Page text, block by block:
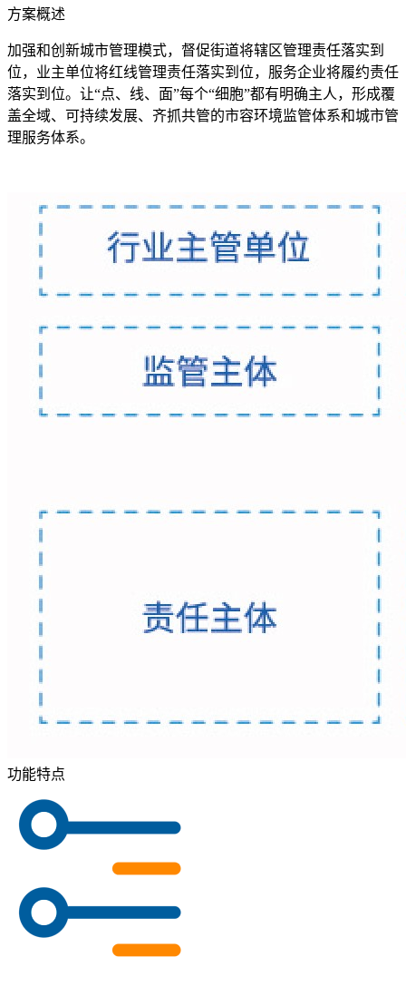
方案概述
加强和创新城市管理模式，督促街道将辖区管理责任落实到
位，业主单位将红线管理责任落实到位，服务企业将履约责任
落实到位。让“点、线、面”每个“细胞”都有明确主人，形成覆
盖全域、可持续发展、齐抓共管的市容环境监管体系和城市管
理服务体系。
功能特点